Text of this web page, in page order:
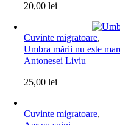
20,00lei
Cuvinte migratoare,
Umbra mării nu este
Antonesei Liviu
25,00lei
Cuvinte migratoare,